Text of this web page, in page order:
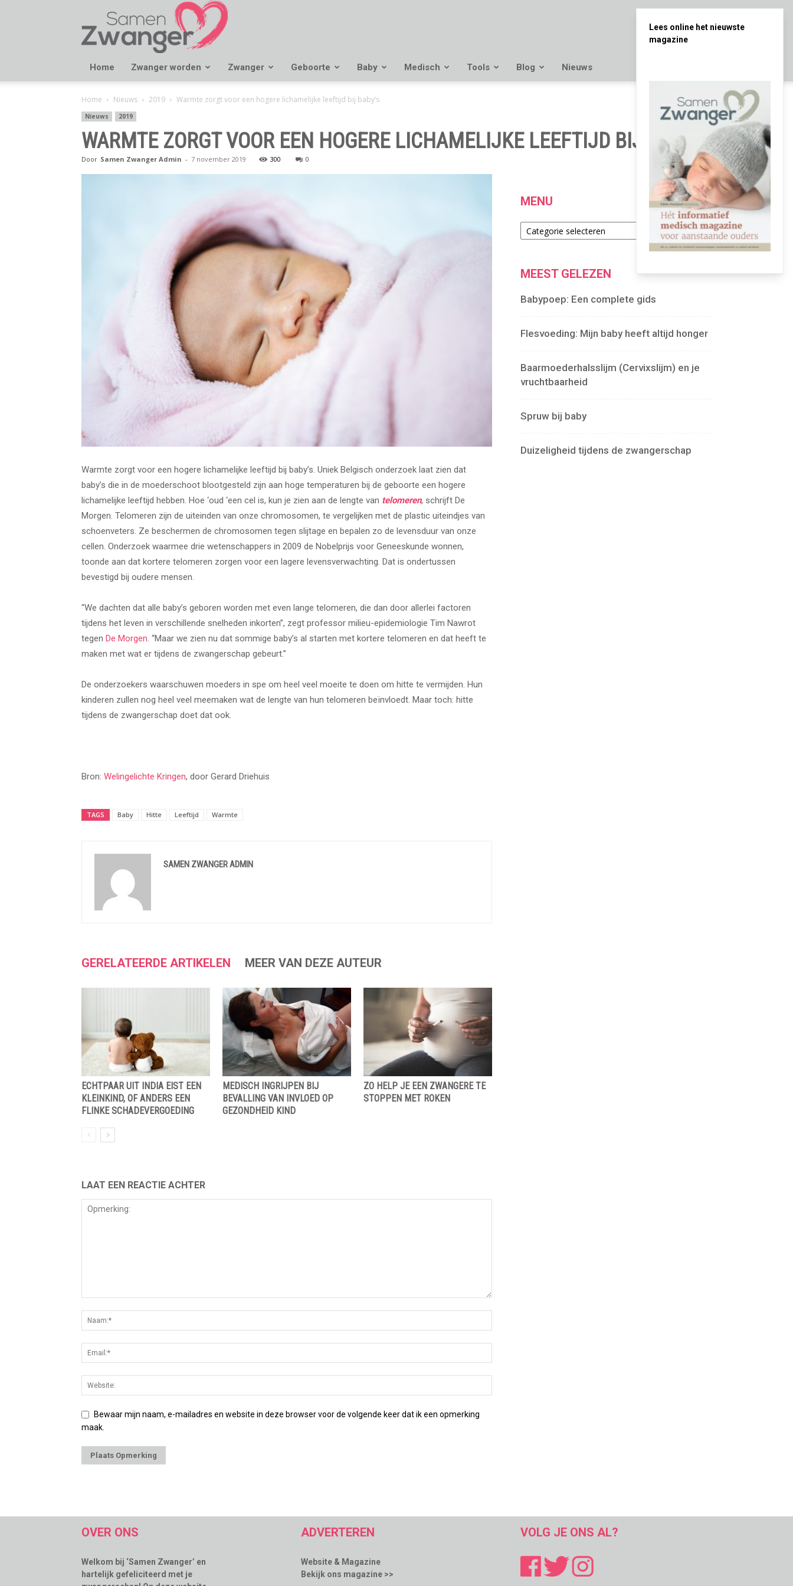
Samen
Zwanger
Home Zwanger worden Zwanger Geboorte Baby Medisch Tools Blog Nieuws
Home Nieuws 2019 Warmte zorgt voor een hogere lichamelijke leeftijd bij baby’s
Nieuws 2019
WARMTE ZORGT VOOR EEN HOGERE LICHAMELIJKE LEEFTIJD BIJ BABY’S
Door Samen Zwanger Admin - 7 november 2019 300 0
Warmte zorgt voor een hogere lichamelijke leeftijd bij baby’s. Uniek Belgisch onderzoek laat zien dat
baby’s die in de moederschoot blootgesteld zijn aan hoge temperaturen bij de geboorte een hogere
lichamelijke leeftijd hebben. Hoe ‘oud ‘een cel is, kun je zien aan de lengte van telomeren, schrijft De
Morgen. Telomeren zijn de uiteinden van onze chromosomen, te vergelijken met de plastic uiteindjes van
schoenveters. Ze beschermen de chromosomen tegen slijtage en bepalen zo de levensduur van onze
cellen. Onderzoek waarmee drie wetenschappers in 2009 de Nobelprijs voor Geneeskunde wonnen,
toonde aan dat kortere telomeren zorgen voor een lagere levensverwachting. Dat is ondertussen
bevestigd bij oudere mensen.
“We dachten dat alle baby’s geboren worden met even lange telomeren, die dan door allerlei factoren
tijdens het leven in verschillende snelheden inkorten”, zegt professor milieu-epidemiologie Tim Nawrot
tegen De Morgen. “Maar we zien nu dat sommige baby’s al starten met kortere telomeren en dat heeft te
maken met wat er tijdens de zwangerschap gebeurt.”
De onderzoekers waarschuwen moeders in spe om heel veel moeite te doen om hitte te vermijden. Hun
kinderen zullen nog heel veel meemaken wat de lengte van hun telomeren beïnvloedt. Maar toch: hitte
tijdens de zwangerschap doet dat ook.
Bron: Welingelichte Kringen, door Gerard Driehuis
TAGS Baby Hitte Leeftijd Warmte
SAMEN ZWANGER ADMIN
GERELATEERDE ARTIKELEN MEER VAN DEZE AUTEUR
ECHTPAAR UIT INDIA EIST EEN
KLEINKIND, OF ANDERS EEN
FLINKE SCHADEVERGOEDING
MEDISCH INGRIJPEN BIJ
BEVALLING VAN INVLOED OP
GEZONDHEID KIND
ZO HELP JE EEN ZWANGERE TE
STOPPEN MET ROKEN
LAAT EEN REACTIE ACHTER
Bewaar mijn naam, e-mailadres en website in deze browser voor de volgende keer dat ik een opmerking
maak.
MENU
Menu
MEEST GELEZEN
Babypoep: Een complete gids
Flesvoeding: Mijn baby heeft altijd honger
Baarmoederhalsslijm (Cervixslijm) en je
vruchtbaarheid
Spruw bij baby
Duizeligheid tijdens de zwangerschap
OVER ONS
Welkom bij ‘Samen Zwanger’ en
hartelijk gefeliciteerd met je
ADVERTEREN
Website & Magazine
Bekijk ons magazine >>
VOLG JE ONS AL?
Lees online het nieuwste
magazine